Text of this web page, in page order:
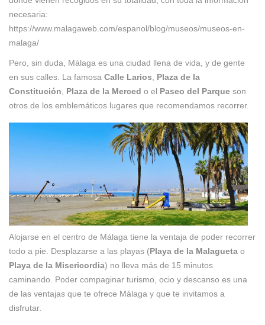
necesaria:
https://www.malagaweb.com/espanol/blog/museos/museos-en-
malaga/
Pero, sin duda, Málaga es una ciudad llena de vida, y de gente
en sus calles. La famosa Calle Larios
Plaza de la
Constitución
Plaza de la Merced o el Paseo del Parque son
otros de los emblemáticos lugares que recomendamos recorrer.
Alojarse en el centro de Málaga tiene la ventaja de poder recorrer
todo a pie. Desplazarse a las playas (Playa de la Malagueta o
Playa de la Misericordia) no lleva más de 15 minutos
caminando. Poder compaginar turismo, ocio y descanso es una
de las ventajas que te ofrece Málaga y que te invitamos a
disfrutar.